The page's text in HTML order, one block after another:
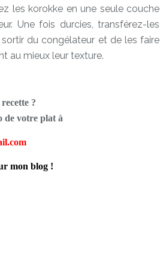
les korokke en une seule couche
Une fois durcies, transférez-les
du congélateur et de les faire
au mieux leur texture.
?
de votre plat à
mon blog !